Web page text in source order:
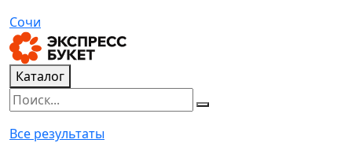
Сочи
Каталог
Все результаты